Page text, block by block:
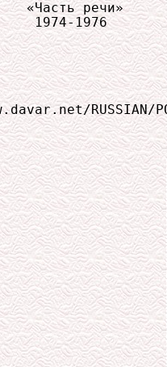
«Часть речи»
1974-
RUSSIAN/